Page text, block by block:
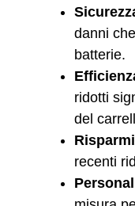
danni
batterie.
ridotti
del
recenti